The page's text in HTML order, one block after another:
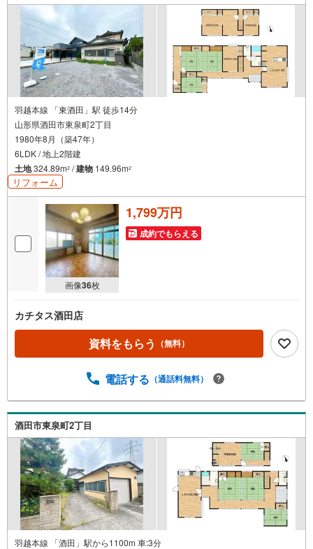
羽越本線 「東酒田」駅 徒歩14分
山形県酒田市東泉町2丁目
1980年8月（築47年）
6LDK / 地上2階建
土地324.89m2 /建物 149.96m2
リフォーム
画像36枚
1,799万円
成約でもらえる
カチタス酒田店
資料をもらう （無料）
電話する （通話料無料）
酒田市東泉町2丁目
羽越本線 「酒田」駅から1100m 車:3分